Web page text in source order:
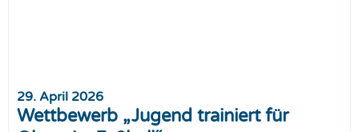
29. April 2026
Wettbewerb „Jugend trainiert für